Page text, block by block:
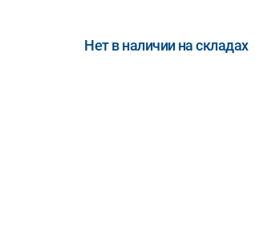
Нет в наличии на складах